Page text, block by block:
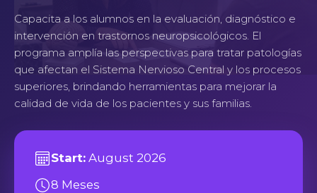
Capacita a los alumnos en la evaluación, diagnóstico e
intervención en trastornos neuropsicológicos. El
programa amplía las perspectivas para tratar patologías
que afectan el Sistema Nervioso Central y los procesos
superiores, brindando herramientas para mejorar la
calidad de vida de los pacientes y sus familias.
Start: August 2026
8 Meses